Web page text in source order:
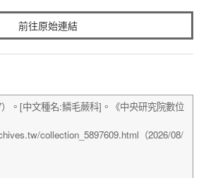
前往原始連結